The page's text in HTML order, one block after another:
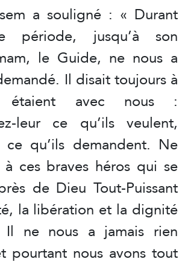
a souligné : « Durant
période, jusqu’à son
le Guide, ne nous a
Il disait toujours à
avec nous :
leur ce qu’ils veulent,
ce qu’ils demandent. Ne
ces braves héros qui se
de Dieu Tout-Puissant
la libération et la dignité
Il ne nous a jamais rien
pourtant nous avons tout